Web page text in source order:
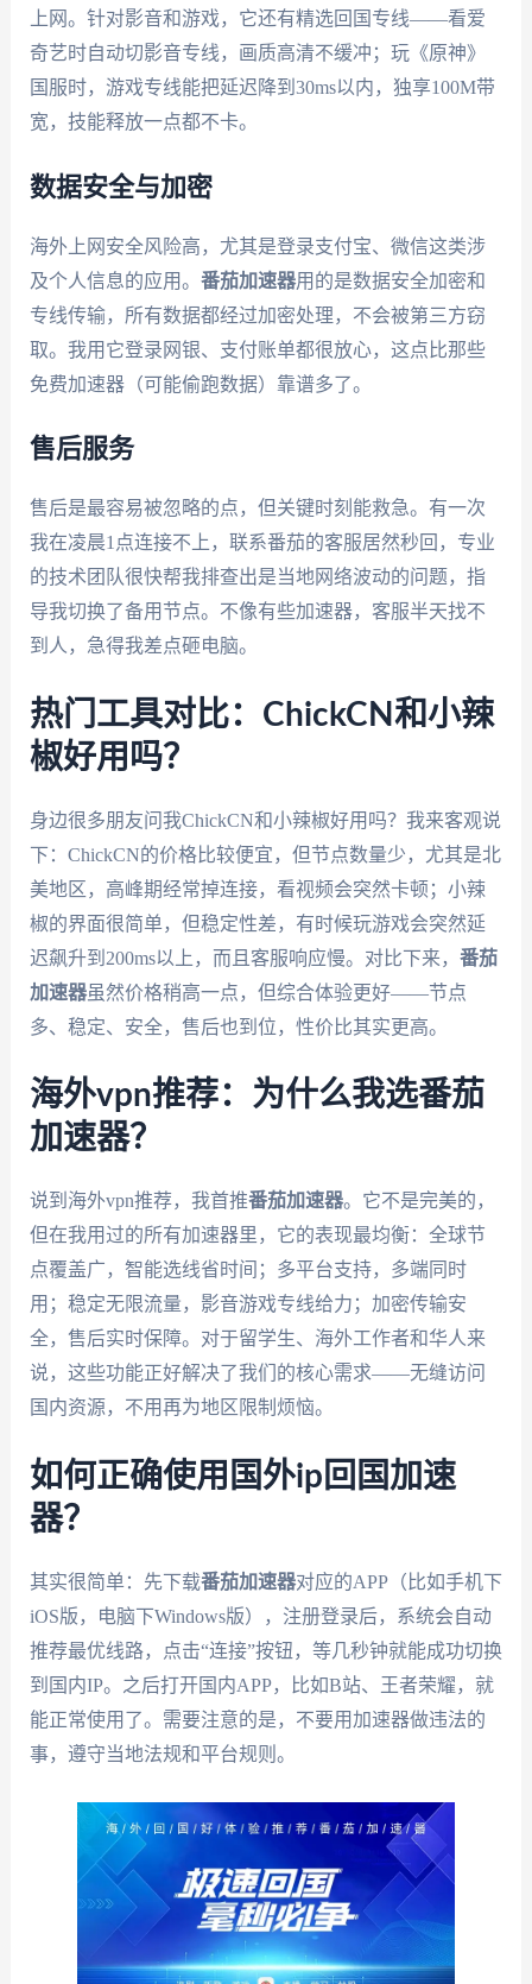
上网。针对影音和游戏，它还有精选回国专线——看爱
奇艺时自动切影音专线，画质高清不缓冲；玩《原神》
国服时，游戏专线能把延迟降到30ms以内，独享100M带
宽，技能释放一点都不卡。
数据安全与加密
海外上网安全风险高，尤其是登录支付宝、微信这类涉
及个人信息的应用。 番茄加速器用的是数据安全加密和
专线传输，所有数据都经过加密处理，不会被第三方窃
取。我用它登录网银、支付账单都很放心，这点比那些
免费加速器（可能偷跑数据）靠谱多了。
售后服务
售后是最容易被忽略的点，但关键时刻能救急。有一次
我在凌晨1点连接不上，联系番茄的客服居然秒回，专业
的技术团队很快帮我排查出是当地网络波动的问题，指
导我切换了备用节点。不像有些加速器，客服半天找不
到人，急得我差点砸电脑。
热门工具对比：ChickCN和小辣
椒好用吗？
身边很多朋友问我ChickCN和小辣椒好用吗？我来客观说
下：ChickCN的价格比较便宜，但节点数量少，尤其是北
美地区，高峰期经常掉连接，看视频会突然卡顿；小辣
椒的界面很简单，但稳定性差，有时候玩游戏会突然延
迟飙升到200ms以上，而且客服响应慢。对比下来， 番茄
加速器虽然价格稍高一点，但综合体验更好——节点
多、稳定、安全，售后也到位，性价比其实更高。
海外vpn推荐：为什么我选番茄
加速器？
说到海外vpn推荐，我首推番茄加速器。它不是完美的，
但在我用过的所有加速器里，它的表现最均衡：全球节
点覆盖广，智能选线省时间；多平台支持，多端同时
用；稳定无限流量，影音游戏专线给力；加密传输安
全，售后实时保障。对于留学生、海外工作者和华人来
说，这些功能正好解决了我们的核心需求——无缝访问
国内资源，不用再为地区限制烦恼。
如何正确使用国外ip回国加速
器？
其实很简单：先下载番茄加速器对应的APP（比如手机下
iOS版，电脑下Windows版），注册登录后，系统会自动
推荐最优线路，点击“连接”按钮，等几秒钟就能成功切换
到国内IP。之后打开国内APP，比如B站、王者荣耀，就
能正常使用了。需要注意的是，不要用加速器做违法的
事，遵守当地法规和平台规则。